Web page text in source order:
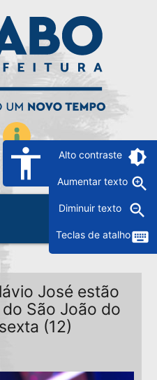
accessibility Alto contraste brightness_6
Aumentar texto zoom_in
Diminuir texto zoom_out
Teclas de atalhokeyboard
José estão
São João do
(12)